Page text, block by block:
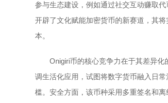
参与生态建设，例如通过社交互动赚取
开辟了文化赋能加密货币的新赛道，其
本。
Onigiri币的核心竞争力在于其差异
调生活化应用，试图将数字货币融入日
槛。安全方面，该币种采用多重签名和